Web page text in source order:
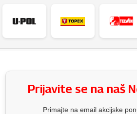
Prijavite se na naš
Primajte na email akcijske